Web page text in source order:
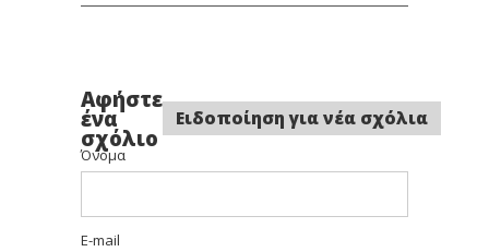
Σκούρο
Ενισχυμένο
Σκούρο
Σαντρέ
Αφήστε
ένα
σχόλιο
Ειδοποίηση για νέα σχόλια
Όνομα
E-mail